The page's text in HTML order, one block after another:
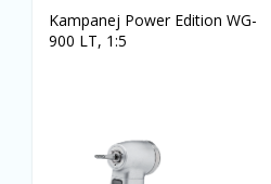
Kampanej Power Edition WG-
900 LT, 1:5